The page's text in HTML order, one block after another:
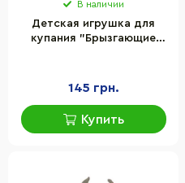
В наличии
Детская игрушка для
купания "Брызгающие
145 грн.
Купить